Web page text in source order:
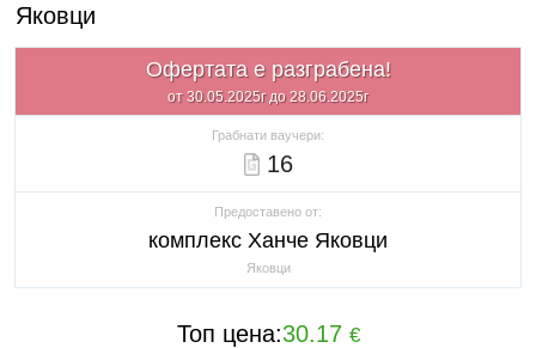
Яковци
Офертата е разграбена!
от 30.05.2025г до 28.06.2025г
Грабнати ваучери:
16
Предоставено от:
комплекс Ханче Яковци
Яковци
Топ цена:30.17 €